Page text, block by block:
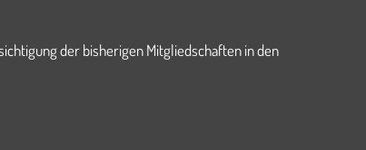
der bisherigen Mitgliedschaften in den